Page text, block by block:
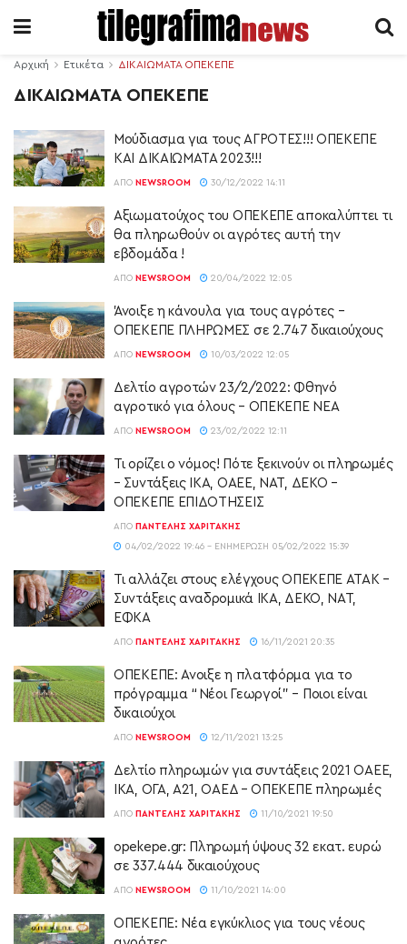
Αρχική Ετικέτα ΔΙΚΑΙΩΜΑΤΑ ΟΠΕΚΕΠΕ
ΔΙΚΑΙΩΜΑΤΑ ΟΠΕΚΕΠΕ
Μούδιασμα για τους ΑΓΡΟΤΕΣ!!! ΟΠΕΚΕΠΕ
ΚΑΙ ΔΙΚΑΙΩΜΑΤΑ 2023!!!
ΑΠΌ NEWSROOM 30/12/2022 14:11
Αξιωματούχος του ΟΠΕΚΕΠΕ αποκαλύπτει τι
θα πληρωθούν οι αγρότες αυτή την
εβδομάδα !
ΑΠΌ NEWSROOM 20/04/2022 12:05
Άνοιξε η κάνουλα για τους αγρότες –
ΟΠΕΚΕΠΕ ΠΛΗΡΩΜΕΣ σε 2.747 δικαιούχους
ΑΠΌ NEWSROOM 10/03/2022 12:05
Δελτίο αγροτών 23/2/2022: Φθηνό
αγροτικό για όλους – ΟΠΕΚΕΠΕ ΝΕΑ
ΑΠΌ NEWSROOM 23/02/2022 12:11
Τι ορίζει ο νόμος! Πότε ξεκινούν οι πληρωμές
– Συντάξεις ΙΚΑ, ΟΑΕΕ, ΝΑΤ, ΔΕΚΟ –
ΟΠΕΚΕΠΕ ΕΠΙΔΟΤΗΣΕΙΣ
ΑΠΌ ΠΑΝΤΕΛΉΣ ΧΑΡΙΤΆΚΗΣ
04/02/2022 19:46 - ΕΝΗΜΈΡΩΣΗ 05/02/2022 15:39
Τι αλλάζει στους ελέγχους ΟΠΕΚΕΠΕ ΑΤΑΚ –
Συντάξεις αναδρομικά ΙΚΑ, ΔΕΚΟ, ΝΑΤ,
ΕΦΚΑ
ΑΠΌ ΠΑΝΤΕΛΉΣ ΧΑΡΙΤΆΚΗΣ 16/11/2021 20:35
ΟΠΕΚΕΠΕ: Άνοιξε η πλατφόρμα για το
πρόγραμμα “Νέοι Γεωργοί” – Ποιοι είναι
δικαιούχοι
ΑΠΌ NEWSROOM 12/11/2021 13:25
Δελτίο πληρωμών για συντάξεις 2021 ΟΑΕΕ,
ΙΚΑ, ΟΓΑ, Α21, ΟΑΕΔ – ΟΠΕΚΕΠΕ πληρωμές
ΑΠΌ ΠΑΝΤΕΛΉΣ ΧΑΡΙΤΆΚΗΣ 11/10/2021 19:50
opekepe.gr: Πληρωμή ύψους 32 εκατ. ευρώ
σε 337.444 δικαιούχους
ΑΠΌ NEWSROOM 11/10/2021 14:00
ΟΠΕΚΕΠΕ: Νέα εγκύκλιος για τους νέους